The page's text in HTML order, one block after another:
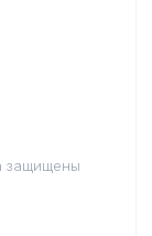
защищены